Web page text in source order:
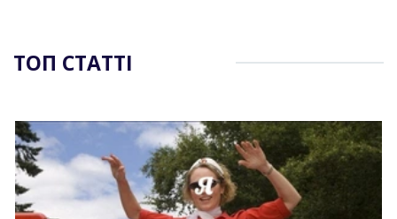
ТОП СТАТТІ